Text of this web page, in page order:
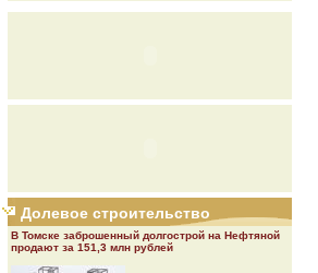
Долевое строительство
В Томске заброшенный долгострой на Нефтяной
продают за 151,3 млн рублей